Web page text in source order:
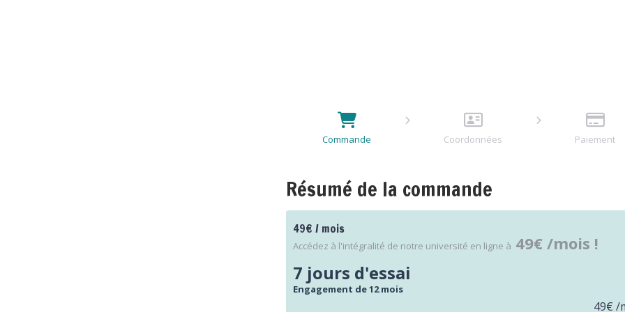
Commande Coordonnées Paiement
Résumé de la commande
49€ / mois
Accédez à l'intégralité de notre université en ligne à 49€ /mois !
7 jours d'essai
Engagement de 12 mois
49€ /